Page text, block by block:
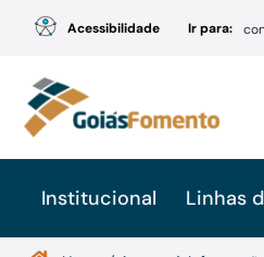
conteúdo
Acessibilidade Ir para:
Institucional Linhas